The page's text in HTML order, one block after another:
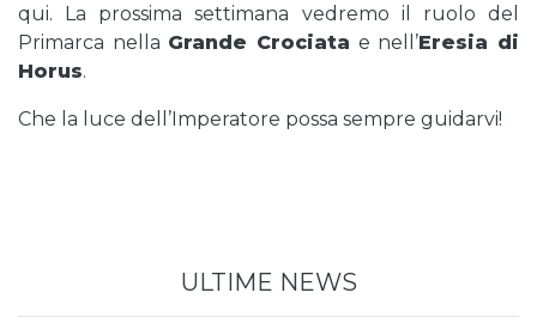
qui. La prossima settimana vedremo il ruolo del
Primarca nella Grande Crociata e nell’Eresia di
Horus.
Che la luce dell’Imperatore possa sempre guidarvi!
ULTIME NEWS